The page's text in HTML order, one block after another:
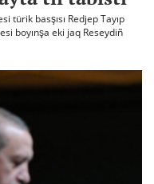
türik basşısı Redjep Tayıp
boyınşa eki jaq Reseydiñ